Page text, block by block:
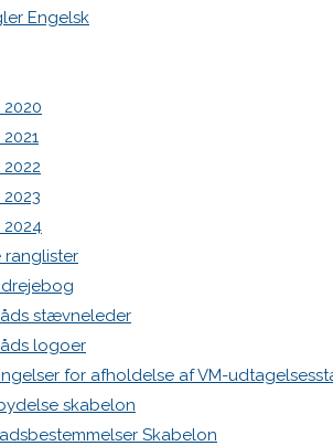
Engelsk
ranglister
stævneleder
logoer
for afholdelse af VM-
skabelon
Skabelon
Botnia 1987 DEN 613
Indlægsfeed
Kommentarfeed
Back
to
Top
Danske H-bådssejlere
ligaen
©Danske H-bådssejlere